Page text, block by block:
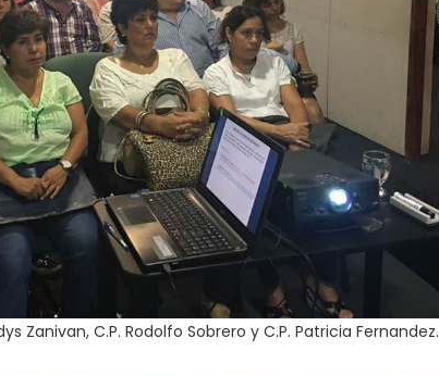
Zanivan, C.P. Rodolfo Sobrero y C.P. Patricia Fernandez.